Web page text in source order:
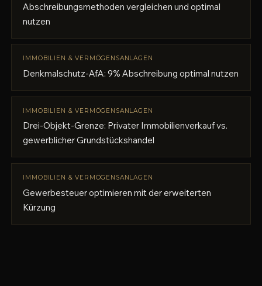
Abschreibungsmethoden vergleichen und optimal
nutzen
IMMOBILIEN & VERMÖGENSANLAGEN
Denkmalschutz-AfA: 9% Abschreibung optimal nutzen
IMMOBILIEN & VERMÖGENSANLAGEN
Drei-Objekt-Grenze: Privater Immobilienverkauf vs.
gewerblicher Grundstückshandel
IMMOBILIEN & VERMÖGENSANLAGEN
Gewerbesteuer optimieren mit der erweiterten
Kürzung